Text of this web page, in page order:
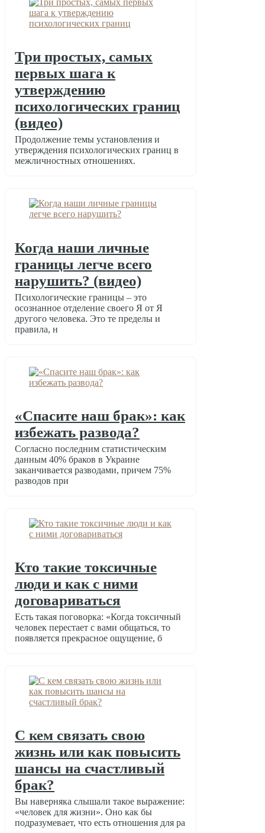
Три простых, самых
первых шага к
утверждению
психологических границ
(видео)
Продолжение темы установления и
утверждения психологических границ в
межличностных отношениях.
Когда наши личные
границы легче всего
нарушить? (видео)
Психологические границы – это
осознанное отделение своего Я от Я
другого человека. Это те пределы и
правила, н
«Спасите наш брак»: как
избежать развода?
Согласно последним статистическим
данным 40% браков в Украине
заканчивается разводами, причем 75%
разводов при
Кто такие токсичные
люди и как с ними
договариваться
Есть такая поговорка: «Когда токсичный
человек перестает с вами общаться, то
появляется прекрасное ощущение, б
С кем связать свою
жизнь или как повысить
шансы на счастливый
брак?
Вы наверняка слышали такое выражение:
«человек для жизни». Оно как бы
подразумевает, что есть отношения для ра